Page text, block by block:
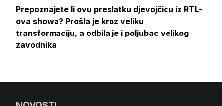
Prepoznajete li ovu preslatku djevojčicu iz RTL-
ova showa? Prošla je kroz veliku
transformaciju, a odbila je i poljubac velikog
zavodnika